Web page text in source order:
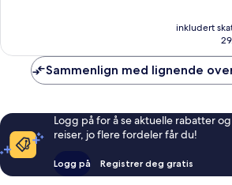
anmeldelser
inkludert
Sammenlign med lignende
Logg på for å se aktuelle rabatter
reiser, jo flere fordeler får du!
Logg på Registrer deg gratis